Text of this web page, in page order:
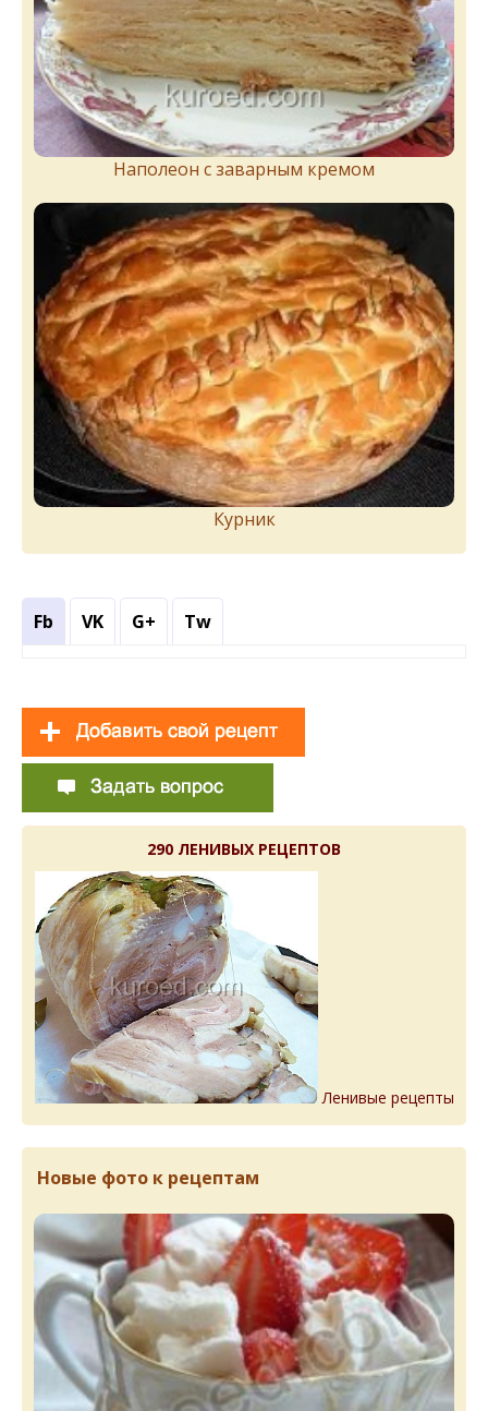
Наполеон с заварным кремом
Курник
Fb VK G+ Tw
290 ЛЕНИВЫХ РЕЦЕПТОВ
Ленивые рецепты
Новые фото к рецептам